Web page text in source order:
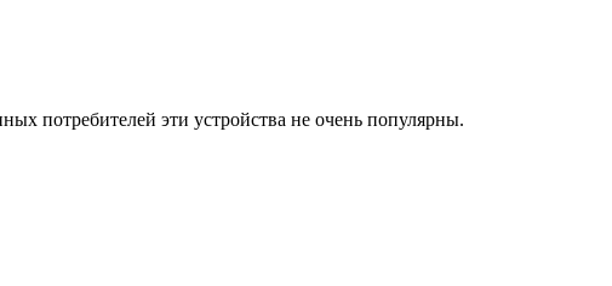
потребителей эти устройства не очень популярны.